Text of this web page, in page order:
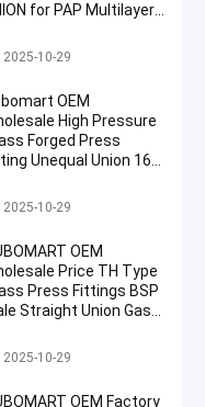
for PAP Multilayer
CE/ISO
per la stampa Pex
2025-10-29
OEM
High Pressure
Forged Press
Unequal Union 16-
PERT Pipe
per la stampa Pex
2025-10-29
OEM
Price TH Type
Press Fittings BSP
Straight Union Gas
per la stampa Pex
2025-10-29
OEM Factory